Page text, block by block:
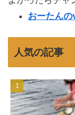
おーたんの
人気の記事